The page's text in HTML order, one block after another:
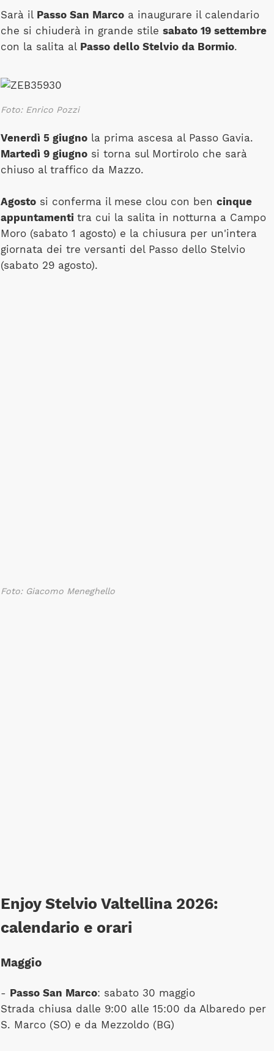
Sarà il Passo San Marcoa inaugurare il calendario
che si chiuderà in grande stile sabato 19 settembre
con la salita al Passo dello Stelvio da Bormio.
Foto: Enrico Pozzi
Venerdì 5 giugnola prima ascesa al Passo Gavia.
Martedì 9 giugnosi torna sul Mortirolo che sarà
chiuso al traffico da Mazzo.
Agostosi conferma il mese clou con ben cinque
appuntamenti tra cui la salita in notturna a Campo
Moro (sabato 1 agosto) e la chiusura per un'intera
giornata dei tre versanti del Passo dello Stelvio
(sabato 29 agosto).
Foto: Giacomo Meneghello
Enjoy Stelvio Valtellina 2026:
calendario e orari
Maggio
- Passo San Marco: sabato 30 maggio
Strada chiusa dalle 9:00 alle 15:00 da Albaredo per
S. Marco (SO) e da Mezzoldo (BG)